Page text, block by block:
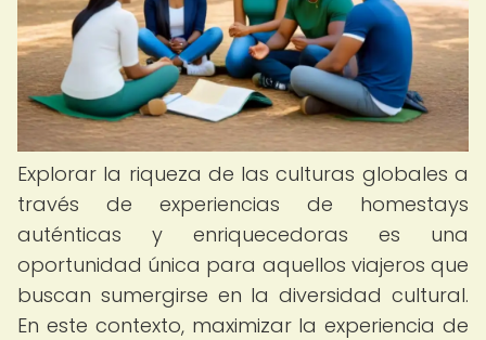
Explorar la riqueza de las culturas globales a
través de experiencias de homestays
auténticas y enriquecedoras es una
oportunidad única para aquellos viajeros que
buscan sumergirse en la diversidad cultural.
En este contexto, maximizar la experiencia de